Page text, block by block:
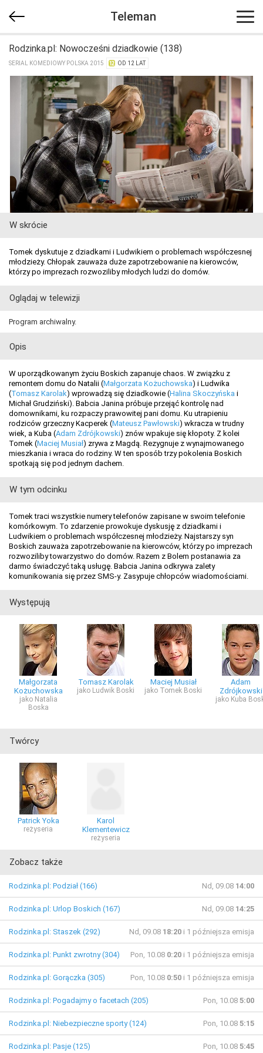
Teleman
Rodzinka.pl: Nowocześni dziadkowie (138)
SERIAL KOMEDIOWY POLSKA 2015 OD 12 LAT
W skrócie
Tomek dyskutuje z dziadkami i Ludwikiem o problemach współczesnej
młodzieży. Chłopak zauważa duże zapotrzebowanie na kierowców,
którzy po imprezach rozwoziliby młodych ludzi do domów.
Oglądaj w telewizji
Program archiwalny.
Opis
W uporządkowanym życiu Boskich zapanuje chaos. W związku z
remontem domu do Natalii (Małgorzata Kożuchowska) i Ludwika
(Tomasz Karolak) wprowadzą się dziadkowie (Halina Skoczyńska i
Michał Grudziński). Babcia Janina próbuje przejąć kontrolę nad
domownikami, ku rozpaczy prawowitej pani domu. Ku utrapieniu
rodziców grzeczny Kacperek (Mateusz Pawłowski) wkracza w trudny
wiek, a Kuba (Adam Zdrójkowski) znów wpakuje się kłopoty. Z kolei
Tomek (Maciej Musiał) zrywa z Magdą. Rezygnuje z wynajmowanego
mieszkania i wraca do rodziny. W ten sposób trzy pokolenia Boskich
spotkają się pod jednym dachem.
W tym odcinku
Tomek traci wszystkie numery telefonów zapisane w swoim telefonie
komórkowym. To zdarzenie prowokuje dyskusję z dziadkami i
Ludwikiem o problemach współczesnej młodzieży. Najstarszy syn
Boskich zauważa zapotrzebowanie na kierowców, którzy po imprezach
rozwoziliby towarzystwo do domów. Razem z Bolem postanawia za
darmo świadczyć taką usługę. Babcia Janina odkrywa zalety
komunikowania się przez SMS-y. Zasypuje chłopców wiadomościami.
Występują
Małgorzata
Kożuchowska
jako Natalia
Boska
Tomasz Karolak
jako Ludwik Boski
Maciej Musiał
jako Tomek Boski
Adam
Zdrójkowski
jako Kuba
Twórcy
Patrick Yoka
reżyseria
Karol
Klementewicz
reżyseria
Zobacz także
Rodzinka.pl: Podział (166) Nd, 09.08 14:00
Rodzinka.pl: Urlop Boskich (167) Nd, 09.08 14:25
Rodzinka.pl: Staszek (292) Nd, 09.08 18:20 i 1 późniejsza emisja
Rodzinka.pl: Punkt zwrotny (304) Pon, 10.08 0:20 i 1 późniejsza emisja
Rodzinka.pl: Gorączka (305) Pon, 10.08 0:50 i 1 późniejsza emisja
Rodzinka.pl: Pogadajmy o facetach (205) Pon, 10.08 5:00
Rodzinka.pl: Niebezpieczne sporty (124) Pon, 10.08 5:15
Rodzinka.pl: Pasje (125) Pon, 10.08 5:45